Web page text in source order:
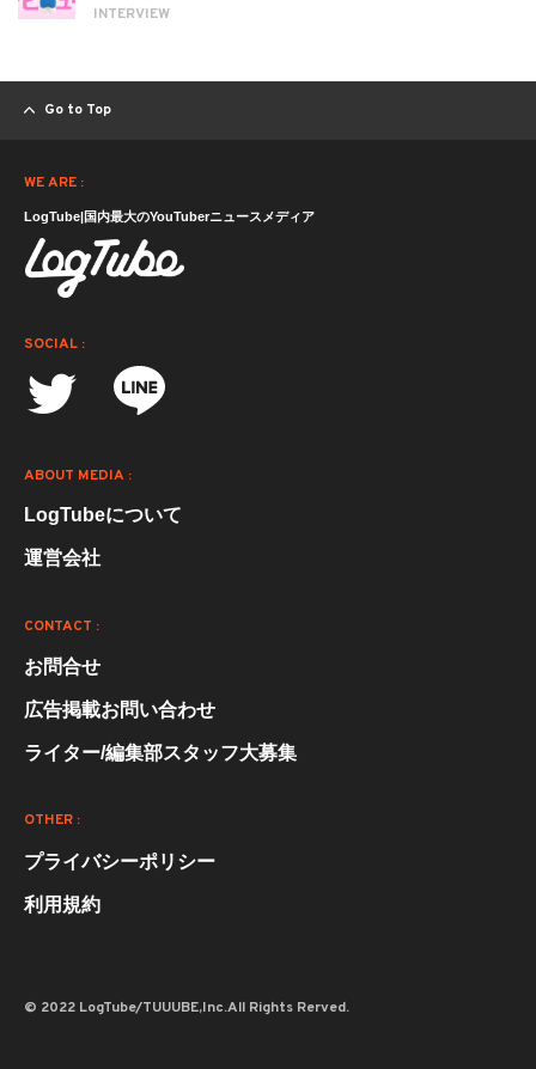
INTERVIEW
Go to Top
WE ARE :
LogTube|国内最大のYouTuberニュースメディア
SOCIAL :
ABOUT MEDIA :
LogTubeについて
運営会社
CONTACT :
お問合せ
広告掲載お問い合わせ
ライター/編集部スタッフ大募集
OTHER :
プライバシーポリシー
利用規約
© 2022 LogTube/TUUUBE,Inc.All Rights Rerved.